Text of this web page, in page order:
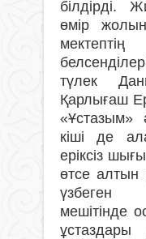
білдірді.
өмір
түлек
Қарлығаш
«Ұстазым»
кіші де
еріксіз
өтсе алтын
үзбеген
мешітінде
ұстаздары